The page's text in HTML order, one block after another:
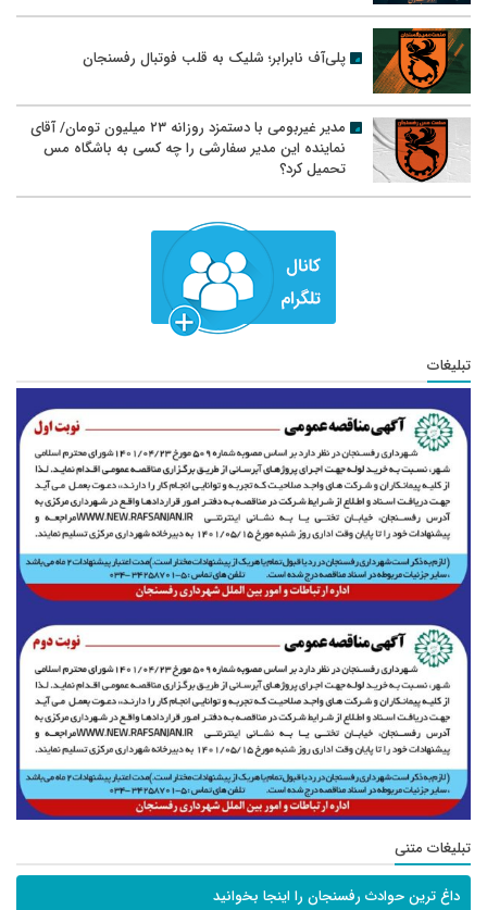
پلی‌آف نابرابر؛ شلیک به قلب فوتبال رفسنجان
مدیر غیربومی با دستمزد روزانه ۲۳ میلیون تومان/ آقای
نماینده این مدیر سفارشی را چه کسی به باشگاه مس
تحمیل کرد؟
تبلیغات
تبلیغات متنی
داغ ترین حوادث رفسنجان را اینجا بخوانید